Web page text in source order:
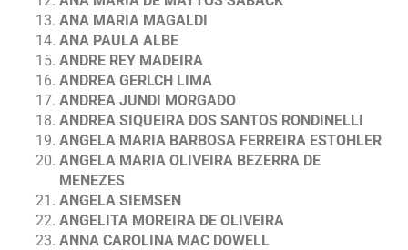
ANA MARIA MAGALDI
ANA PAULA ALBE
ANDRE REY MADEIRA
ANDREA GERLCH LIMA
ANDREA JUNDI MORGADO
ANDREA SIQUEIRA DOS SANTOS RONDINELLI
ANGELA MARIA BARBOSA FERREIRA ESTOHLER
ANGELA MARIA OLIVEIRA BEZERRA DE
MENEZES
ANGELA SIEMSEN
ANGELITA MOREIRA DE OLIVEIRA
ANNA CAROLINA MAC DOWELL